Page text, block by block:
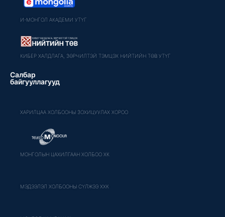
И-МОНГОЛ АКАДЕМИ УТҮГ
КИБЕР ХАЛДЛАГА, ЗӨРЧИЛТЭЙ ТЭМЦЭХ НИЙТИЙН ТӨВ УТҮГ
Салбар
байгууллагууд
ХАРИЛЦАА ХОЛБООНЫ ЗОХИЦУУЛАХ ХОРОО
МОНГОЛЫН ЦАХИЛГААН ХОЛБОО ХК
МЭДЭЭЛЭЛ ХОЛБООНЫ СҮЛЖЭЭ ХХК